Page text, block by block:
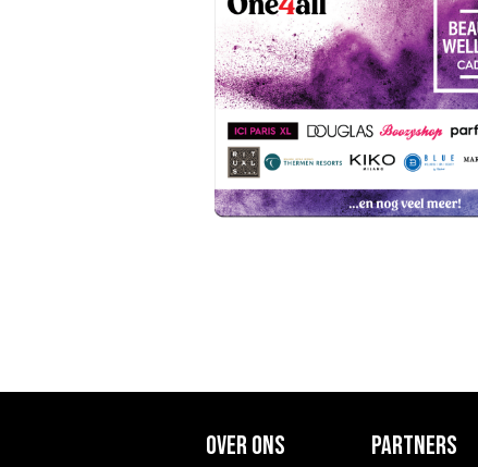
OVER ONS PARTNERS